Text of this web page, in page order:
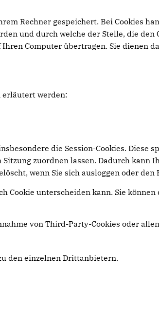
Rechner gespeichert. Bei Cookies
und durch welche der Stelle, die den
Computer übertragen. Sie dienen
erläutert werden:
die Session-Cookies. Diese
zuordnen lassen. Dadurch kann
wenn Sie sich ausloggen oder den
Cookie unterscheiden kann. Sie können
von Third-Party-Cookies oder
den einzelnen Drittanbietern.